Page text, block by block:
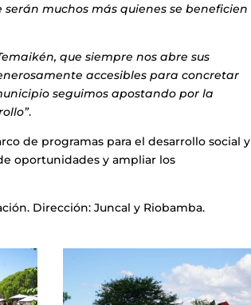
muchos más quienes se beneficien
que siempre nos abre sus
accesibles para concretar
seguimos apostando por la
.
de programas para el desarrollo social y
oportunidades y ampliar los
Dirección: Juncal y Riobamba.